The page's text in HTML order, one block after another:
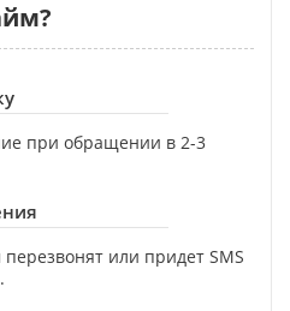
при обращении в 2-3
или придет SMS